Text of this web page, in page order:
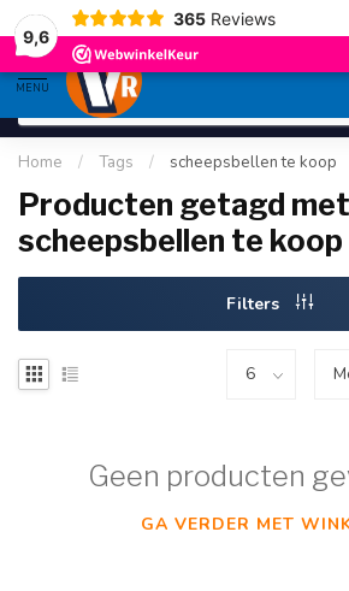
9,6
365 Reviews
deskundig adviessinds 1948
MENU
Home / Tags / scheepsbellen te koop
Producten getagd met
scheepsbellen te koop
Filters
Geen producten
GA VERDER MET